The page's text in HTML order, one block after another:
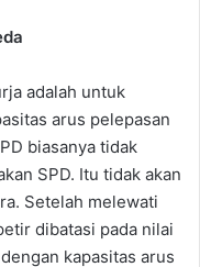
adalah untuk
arus pelepasan
biasanya tidak
SPD. Itu tidak akan
Setelah melewati
dibatasi pada nilai
kapasitas arus